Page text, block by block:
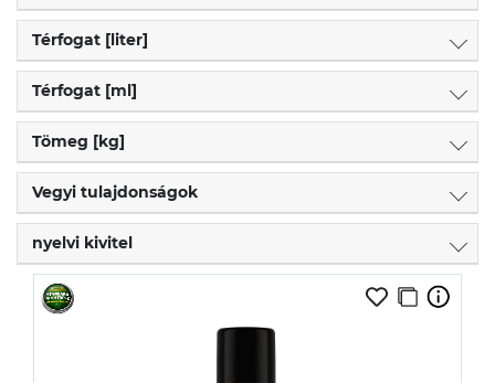
Térfogat [liter]
Térfogat [ml]
Tömeg [kg]
Vegyi tulajdonságok
nyelvi kivitel